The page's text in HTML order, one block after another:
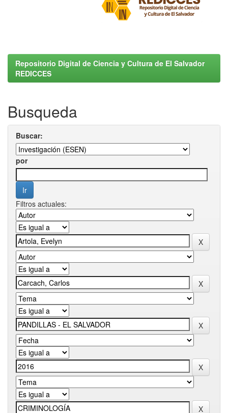
Repositorio Digital de Ciencia y Cultura de El Salvador
REDICCES
Busqueda
Buscar:
por
Filtros actuales: